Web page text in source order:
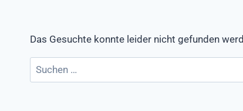
Das Gesuchte konnte leider nicht gefunden
Suchen
nach: